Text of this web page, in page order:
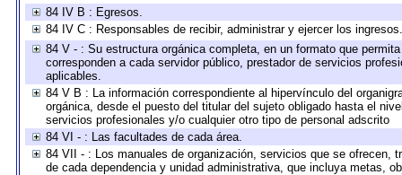
84 IV B : Egresos.
84 IV C : Responsables de recibir, administrar y ejercer los ingresos.
84 V - : Su estructura orgánica completa, en un formato que
corresponden a cada servidor público, prestador de servicios
aplicables.
84 V B : La información correspondiente al hipervínculo del
orgánica, desde el puesto del titular del sujeto obligado hasta el
servicios profesionales y/o cualquier otro tipo de personal adscrito
84 VI - : Las facultades de cada área.
84 VII - : Los manuales de organización, servicios que se
de cada dependencia y unidad administrativa, que incluya metas,